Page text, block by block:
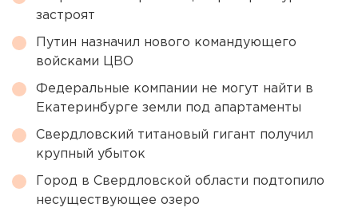
застроят
Путин назначил нового командующего
войсками ЦВО
Федеральные компании не могут найти в
Екатеринбурге земли под апартаменты
Свердловский титановый гигант получил
крупный убыток
Город в Свердловской области подтопило
несуществующее озеро